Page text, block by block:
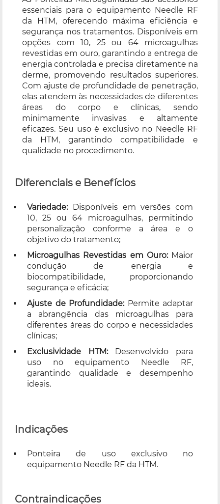
essenciais para o equipamento Needle RF
da HTM, oferecendo máxima eficiência e
segurança nos tratamentos. Disponíveis em
opções com 10, 25 ou 64 microagulhas
revestidas em ouro, garantindo a entrega de
energia controlada e precisa diretamente na
derme, promovendo resultados superiores.
Com ajuste de profundidade de penetração,
elas atendem às necessidades de diferentes
áreas do corpo e clínicas, sendo
minimamente invasivas e altamente
eficazes. Seu uso é exclusivo no Needle RF
da HTM, garantindo compatibilidade e
qualidade no procedimento.
Diferenciais e Benefícios
Variedade:Disponíveis em versões com
10, 25 ou 64 microagulhas, permitindo
personalização conforme a área e o
objetivo do tratamento;
Microagulhas Revestidas em Ouro:Maior
condução de energia e
biocompatibilidade, proporcionando
segurança e eficácia;
Ajuste de Profundidade:Permite adaptar
a abrangência das microagulhas para
diferentes áreas do corpo e necessidades
clínicas;
Exclusividade HTM:Desenvolvido para
uso no equipamento Needle RF,
garantindo qualidade e desempenho
ideais.
Indicações
Ponteira de uso exclusivo no
equipamento Needle RF da HTM.
Contraindicações